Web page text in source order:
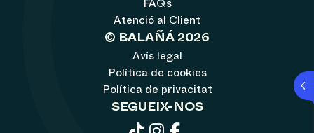
FAQs
Atenció al Client
© BALAÑÁ 2026
Avís legal
Política de cookies
Política de privacitat
SEGUEIX-NOS